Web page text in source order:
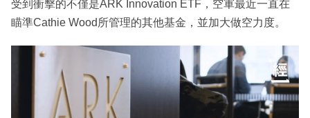
受到衝擊的不僅是ARK Innovation ETF，空軍最近一直在
瞄準Cathie Wood所管理的其他基金，並加大做空力度。